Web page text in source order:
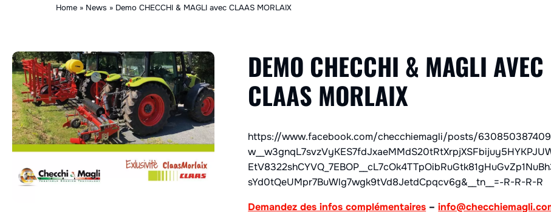
Home » News » Demo CHECCHI & MAGLI avec CLAAS MORLAIX
DEMO CHECCHI & MAGLI AVEC
CLAAS MORLAIX
https://www.facebook.com/checchiemagli/posts/
sYd0tQeUMpr7BuWlg7wgk9tVd8JetdCpqcv6g&__tn__=-R-R-R-R
Demandez des infos complémentaires –